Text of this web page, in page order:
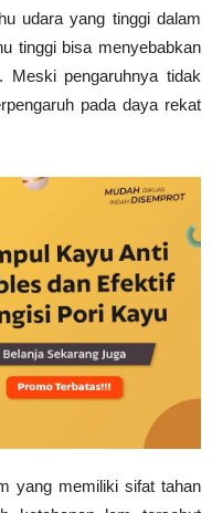
udara yang tinggi dalam
tinggi bisa menyebabkan
Meski pengaruhnya tidak
pada daya rekat
yang memiliki sifat tahan